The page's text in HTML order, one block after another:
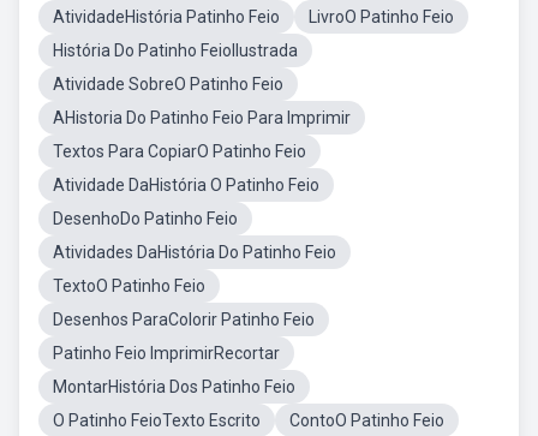
AtividadeHistória Patinho Feio
LivroO Patinho Feio
História Do Patinho FeioIlustrada
Atividade SobreO Patinho Feio
AHistoria Do Patinho Feio Para Imprimir
Textos Para CopiarO Patinho Feio
Atividade DaHistória O Patinho Feio
DesenhoDo Patinho Feio
Atividades DaHistória Do Patinho Feio
TextoO Patinho Feio
Desenhos ParaColorir Patinho Feio
Patinho Feio ImprimirRecortar
MontarHistória Dos Patinho Feio
O Patinho FeioTexto Escrito
ContoO Patinho Feio